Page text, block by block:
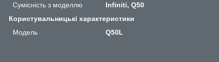
Сумісність з моделлю
Infiniti, Q50
Користувальницькі характеристики
Мoдель
Q50L